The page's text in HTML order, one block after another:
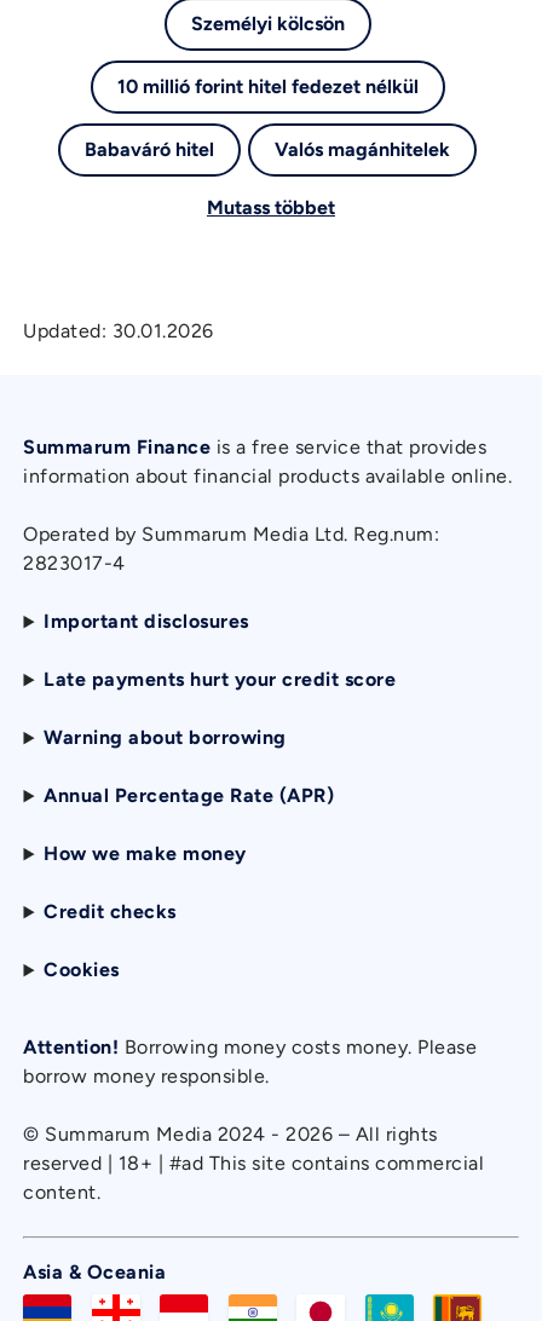
Személyi kölcsön
10 millió forint hitel fedezet nélkül
Babaváró hitel Valós magánhitelek
Mutass többet
Updated: 30.01.2026
Summarum Finance is a free service that provides
information about financial products available online.
Operated by Summarum Media Ltd. Reg.num:
2823017-4
Important disclosures
Late payments hurt your credit score
Warning about borrowing
Annual Percentage Rate (APR)
How we make money
Credit checks
Cookies
Attention! Borrowing money costs money. Please
borrow money responsible.
© Summarum Media 2024 - 2026 – All rights
reserved | 18+ | #ad This site contains commercial
content.
Asia & Oceania